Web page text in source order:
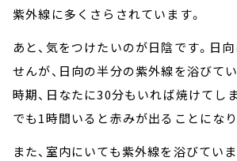
紫外線に多くさらされています。
あと、気をつけたいのが日陰です。日
せんが、日向の半分の紫外線を浴びて
時期、日なたに30分もいれば焼けてし
でも1時間いると赤みが出ることになり
また、室内にいても紫外線を浴びてい